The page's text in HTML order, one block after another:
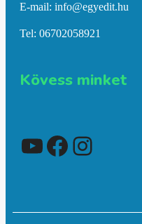
E-mail: info@egyedit.hu
Tel: 06702058921
Kövess minket
YouTube
Facebook